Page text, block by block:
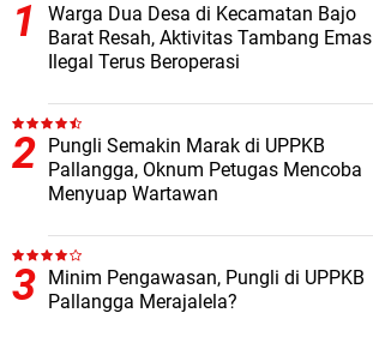
Warga Dua Desa di Kecamatan Bajo
Barat Resah, Aktivitas Tambang Emas
Ilegal Terus Beroperasi
Pungli Semakin Marak di UPPKB
Pallangga, Oknum Petugas Mencoba
Menyuap Wartawan
Minim Pengawasan, Pungli di UPPKB
Pallangga Merajalela?